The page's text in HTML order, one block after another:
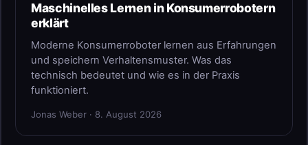
Maschinelles Lernen in Konsumerrobotern
erklärt
Moderne Konsumerroboter lernen aus Erfahrungen
und speichern Verhaltensmuster. Was das
technisch bedeutet und wie es in der Praxis
funktioniert.
Jonas Weber · 8. August 2026